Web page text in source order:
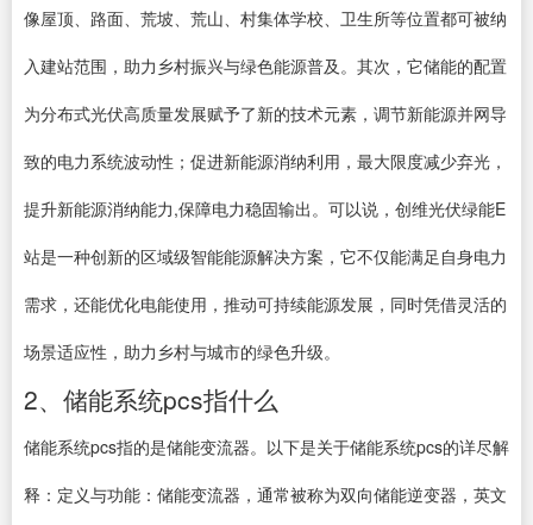
像屋顶、路面、荒坡、荒山、村集体学校、卫生所等位置都可被纳
入建站范围，助力乡村振兴与绿色能源普及。其次，它储能的配置
为分布式光伏高质量发展赋予了新的技术元素，调节新能源并网导
致的电力系统波动性；促进新能源消纳利用，最大限度减少弃光，
提升新能源消纳能力,保障电力稳固输出。可以说，创维光伏绿能E
站是一种创新的区域级智能能源解决方案，它不仅能满足自身电力
需求，还能优化电能使用，推动可持续能源发展，同时凭借灵活的
场景适应性，助力乡村与城市的绿色升级。
2、储能系统pcs指什么
储能系统pcs指的是储能变流器。以下是关于储能系统pcs的详尽解
释：定义与功能：储能变流器，通常被称为双向储能逆变器，英文